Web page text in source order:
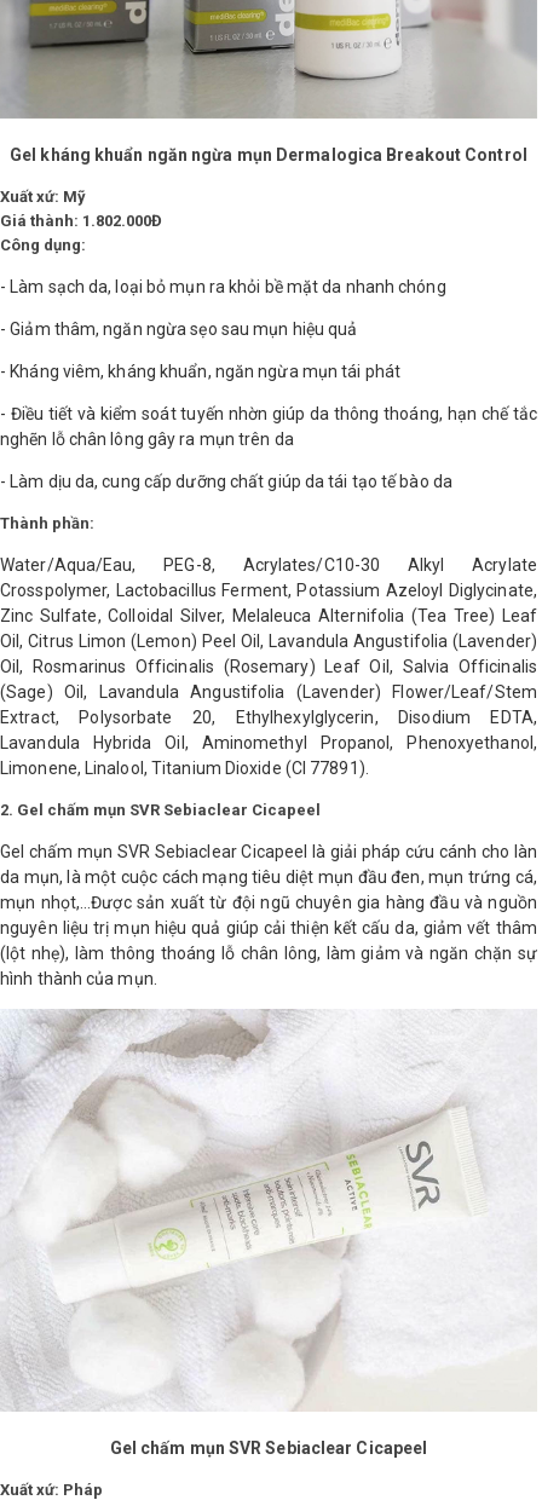
Gel kháng khuẩn ngăn ngừa mụn Dermalogica Breakout Control
Xuất xứ: Mỹ
Giá thành: 1.802.000Đ
Công dụng:
- Làm sạch da, loại bỏ mụn ra khỏi bề mặt da nhanh chóng
- Giảm thâm, ngăn ngừa sẹo sau mụn hiệu quả
- Kháng viêm, kháng khuẩn, ngăn ngừa mụn tái phát
- Điều tiết và kiểm soát tuyến nhờn giúp da thông thoáng, hạn chế tắc
nghẽn lỗ chân lông gây ra mụn trên da
- Làm dịu da, cung cấp dưỡng chất giúp da tái tạo tế bào da
Thành phần:
Water/Aqua/Eau, PEG-8, Acrylates/C10-30 Alkyl Acrylate
Crosspolymer, Lactobacillus Ferment, Potassium Azeloyl Diglycinate,
Zinc Sulfate, Colloidal Silver, Melaleuca Alternifolia (Tea Tree) Leaf
Oil, Citrus Limon (Lemon) Peel Oil, Lavandula Angustifolia (Lavender)
Oil, Rosmarinus Officinalis (Rosemary) Leaf Oil, Salvia Officinalis
(Sage) Oil, Lavandula Angustifolia (Lavender) Flower/Leaf/Stem
Extract, Polysorbate 20, Ethylhexylglycerin, Disodium EDTA,
Lavandula Hybrida Oil, Aminomethyl Propanol, Phenoxyethanol,
Limonene, Linalool, Titanium Dioxide (CI 77891).
2. Gel chấm mụn SVR Sebiaclear Cicapeel
Gel chấm mụn SVR Sebiaclear Cicapeel là giải pháp cứu cánh cho làn
da mụn, là một cuộc cách mạng tiêu diệt mụn đầu đen, mụn trứng cá,
mụn nhọt,…Được sản xuất từ đội ngũ chuyên gia hàng đầu và nguồn
nguyên liệu trị mụn hiệu quả giúp cải thiện kết cấu da, giảm vết thâm
(lột nhẹ), làm thông thoáng lỗ chân lông, làm giảm và ngăn chặn sự
hình thành của mụn.
Gel chấm mụn SVR Sebiaclear Cicapeel
Xuất xứ: Pháp